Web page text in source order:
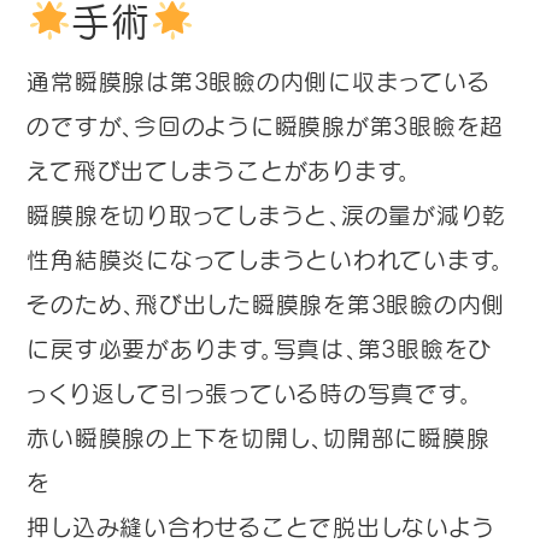
手術
通常瞬膜腺は第3眼瞼の内側に収まっている
のですが、今回のように瞬膜腺が第3眼瞼を超
えて飛び出てしまうことがあります。
瞬膜腺を切り取ってしまうと、涙の量が減り乾
性角結膜炎になってしまうといわれています。
そのため、飛び出した瞬膜腺を第3眼瞼の内側
に戻す必要があります。写真は、第3眼瞼をひ
っくり返して引っ張っている時の写真です。
赤い瞬膜腺の上下を切開し、切開部に瞬膜腺
を
押し込み縫い合わせることで脱出しないよう